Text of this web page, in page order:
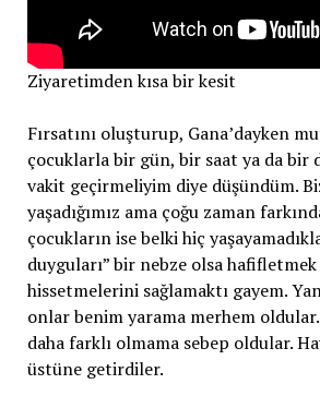
Ziyaretimden kısa bir kesit
Fırsatını oluşturup, Gana’dayken
çocuklarla bir gün, bir saat ya da bir
vakit geçirmeliyim diye düşündüm.
yaşadığımız ama çoğu zaman
çocukların ise belki hiç
duyguları” bir nebze olsa
hissetmelerini sağlamaktı gayem.
onlar benim yarama merhem
daha farklı olmama sebep oldular.
üstüne getirdiler.